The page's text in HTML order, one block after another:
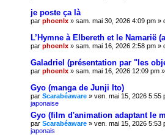
je poste ça là
par phoenlx » sam. mai 30, 2026 4:09 pm »
L’Hymne à Elbereth et le Namarië
par phoenlx » sam. mai 16, 2026 2:58 pm »
Galadriel (présentation par "les
par phoenlx » sam. mai 16, 2026 12:09 pm
Gyo (manga de Junji Ito)
par Scarabéaware » ven. mai 15, 2026 5:55
japonaise
Gyo (film d'animation adaptant le
par Scarabéaware » ven. mai 15, 2026 5:53
japonais